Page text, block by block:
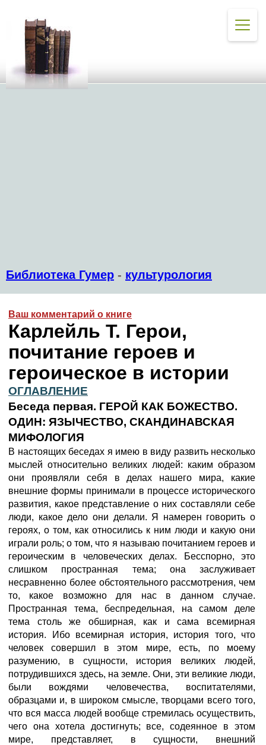
Библиотека Гумер - культурология
Ваш комментарий о книге
Карлейль Т. Герои,
почитание героев и
героическое в истории
ОГЛАВЛЕНИЕ
Беседа первая. ГЕРОЙ КАК БОЖЕСТВО.
ОДИН: ЯЗЫЧЕСТВО, СКАНДИНАВСКАЯ
МИФОЛОГИЯ
В настоящих беседах я имею в виду развить несколько
мыслей относительно великих людей: каким образом
они проявляли себя в делах нашего мира, какие
внешние формы принимали в процессе исторического
развития, какое представление о них составляли себе
люди, какое дело они делали. Я намерен говорить о
героях, о том, как относились к ним люди и какую они
играли роль; о том, что я называю почитанием героев и
героическим в человеческих делах. Бесспорно, это
слишком пространная тема; она заслуживает
несравненно более обстоятельного рассмотрения, чем
то, какое возможно для нас в данном случае.
Пространная тема, беспредельная, на самом деле
тема столь же обширная, как и сама всемирная
история. Ибо всемирная история, история того, что
человек совершил в этом мире, есть, по моему
разумению, в сущности, история великих людей,
потрудившихся здесь, на земле. Они, эти великие люди,
были вождями человечества, воспитателями,
образцами и, в широком смысле, творцами всего того,
что вся масса людей вообще стремилась осуществить,
чего она хотела достигнуть; все, содеянное в этом
мире, представляет, в сущности, внешний